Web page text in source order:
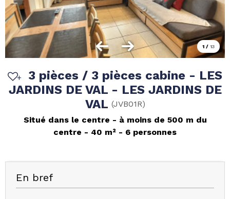
1 / 13
3 pièces / 3 pièces cabine - LES
JARDINS DE VAL - LES JARDINS DE
VAL (JVB01R)
Situé dans le centre
à moins de 500 m du
centre
40 m² 6 personnes
En bref